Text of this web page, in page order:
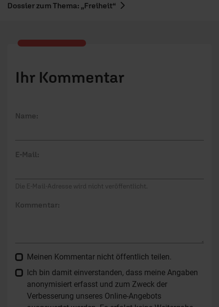
Dossier zum Thema: „Freiheit“
Ihr Kommentar
Name:
E-Mail:
Die E-Mail-Adresse wird nicht veröffentlicht.
Kommentar:
Meinen Kommentar nicht öffentlich teilen.
Ich bin damit einverstanden, dass meine Angaben
anonymisiert erfasst und zum Zweck der
Verbesserung unseres Online-Angebots